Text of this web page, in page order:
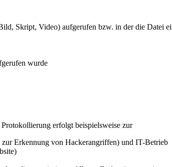
Skript, Video) aufgerufen bzw. in der die Datei
wurde
erfolgt beispielsweise zur
Erkennung von Hackerangriffen) und IT-Betrieb